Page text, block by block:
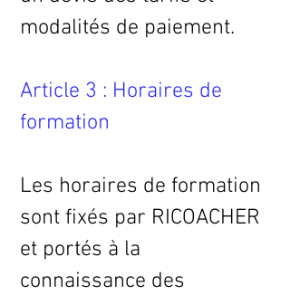
modalités de paiement.
Article 3 : Horaires de
formation
Les horaires de formation
sont fixés par RICOACHER
et portés à la
connaissance des